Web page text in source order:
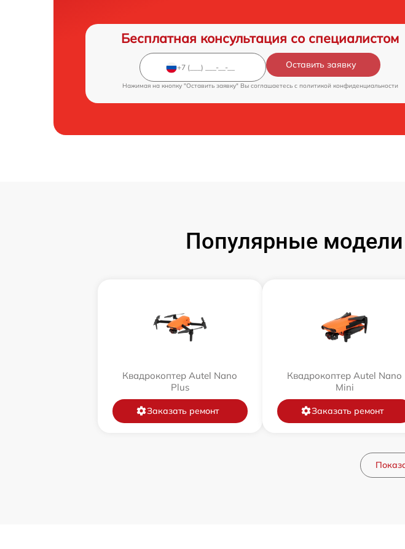
Бесплатная консультация со специалистом
Оставить заявку
Нажимая на кнопку "Оставить заявку" Вы соглашаетесь c политикой конфиденциальности
Популярные
Квадрокоптер Autel Nano
Plus
Заказать ремонт
Квадрокоптер Autel Nano
Mini
Заказать ремонт